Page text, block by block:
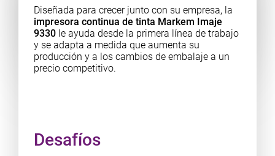
Diseñada para crecer junto con su empresa, la
impresora continua de tinta Markem Imaje
9330le ayuda desde la primera línea de trabajo
y se adapta a medida que aumenta su
producción y a los cambios de embalaje a un
precio competitivo.
Desafíos